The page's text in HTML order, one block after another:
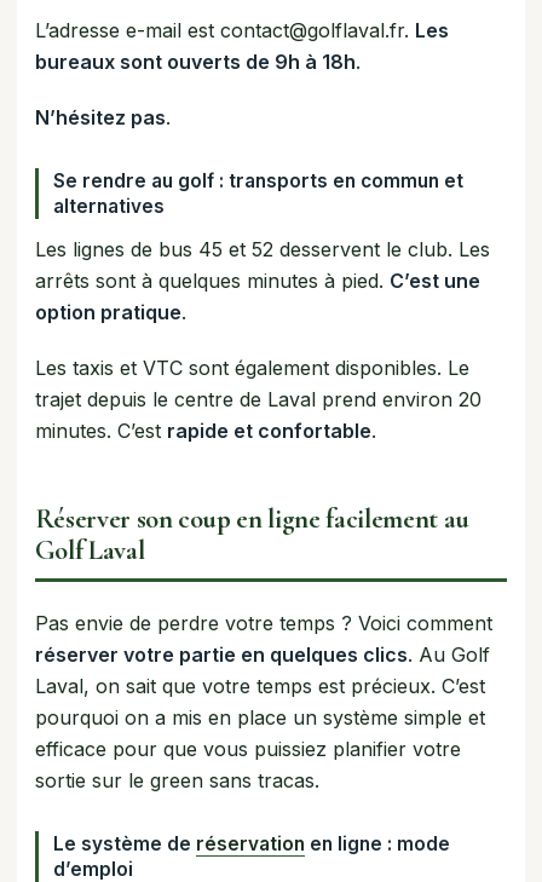
L’adresse e-mail est contact@golflaval.fr. Les
bureaux sont ouverts de 9h à 18h.
N’hésitez pas.
Se rendre au golf : transports en commun et
alternatives
Les lignes de bus 45 et 52 desservent le club. Les
arrêts sont à quelques minutes à pied. C’est une
option pratique.
Les taxis et VTC sont également disponibles. Le
trajet depuis le centre de Laval prend environ 20
minutes. C’est rapide et confortable.
Réserver son coup en ligne facilement au
Golf Laval
Pas envie de perdre votre temps ? Voici comment
réserver votre partie en quelques clics. Au Golf
Laval, on sait que votre temps est précieux. C’est
pourquoi on a mis en place un système simple et
efficace pour que vous puissiez planifier votre
sortie sur le green sans tracas.
Le système de réservation en ligne : mode
d’emploi